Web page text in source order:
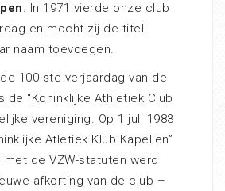
. In 1971 vierde onze club
en mocht zij de titel
naam toevoegen.
100-ste verjaardag van de
de “Koninklijke Athletiek Club
vereniging. Op 1 juli 1983
Atletiek Klub Kapellen”
de VZW-statuten werd
afkorting van de club –